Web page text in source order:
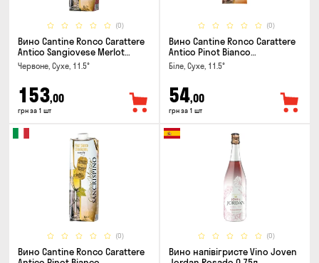
(0)
Вино Cantine Ronco Carattere
Antico Sangiovese Merlot
Rubicone IGT 1л
Червоне, Сухе, 11.5°
153,00
грн за 1 шт
(0)
Вино Cantine Ronco Carattere
Antico Pinot Bianco
Chardonnay Rubicone IGT 0.25л
Біле, Сухе, 11.5°
54,00
грн за 1 шт
(0)
Вино Cantine Ronco Carattere
(0)
Вино напівігристе Vino Joven